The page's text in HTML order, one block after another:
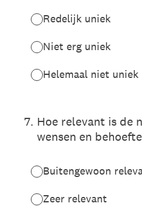
Redelijk uniek
Niet erg uniek
Helemaal niet uniek
7. Hoe relevant is de
wensen en
Buitengewoon
Zeer relevant